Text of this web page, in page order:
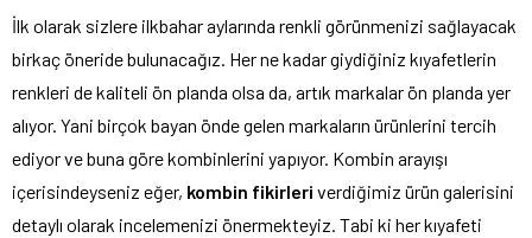
İlk olarak sizlere ilkbahar aylarında renkli görünmenizi sağlayacak
birkaç öneride bulunacağız. Her ne kadar giydiğiniz kıyafetlerin
renkleri de kaliteli ön planda olsa da, artık markalar ön planda yer
alıyor. Yani birçok bayan önde gelen markaların ürünlerini tercih
ediyor ve buna göre kombinlerini yapıyor. Kombin arayışı
içerisindeyseniz eğer, kombin fikirleri verdiğimiz ürün galerisini
detaylı olarak incelemenizi önermekteyiz. Tabi ki her kıyafeti